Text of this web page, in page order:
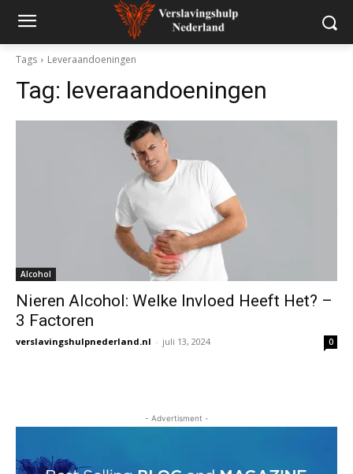
Tags Leveraandoeningen
Tag: leveraandoeningen
Alcohol
Nieren Alcohol: Welke Invloed Heeft Het? –
3 Factoren
verslavingshulpnederland.nl - juli 13, 2024 0
- Advertisment -